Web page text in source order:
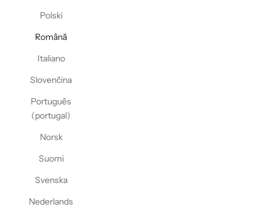
Polski
Română
Italiano
Slovenčina
Português
(portugal)
Norsk
Suomi
Svenska
Nederlands